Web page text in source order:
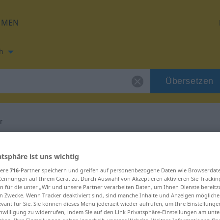
Übersetzen
für "animalier"
ist uns wichtig
716-Partner speichern und greifen auf personenbezogene Daten wie
auf Ihrem Gerät zu. Durch Auswahl von Akzeptieren aktivieren Sie
für die unter „Wir und unsere Partner verarbeiten Daten, um Ihnen Dienste
Zwecke. Wenn Tracker deaktiviert sind, sind manche Inhalte und Anzeigen
für Sie. Sie können dieses Menü jederzeit wieder aufrufen, um Ihre
zu widerrufen, indem Sie auf den Link Privatsphäre-Einstellungen am